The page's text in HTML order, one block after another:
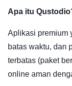
Apa itu
Aplikasi premium
batas waktu, dan
terbatas (paket
online aman